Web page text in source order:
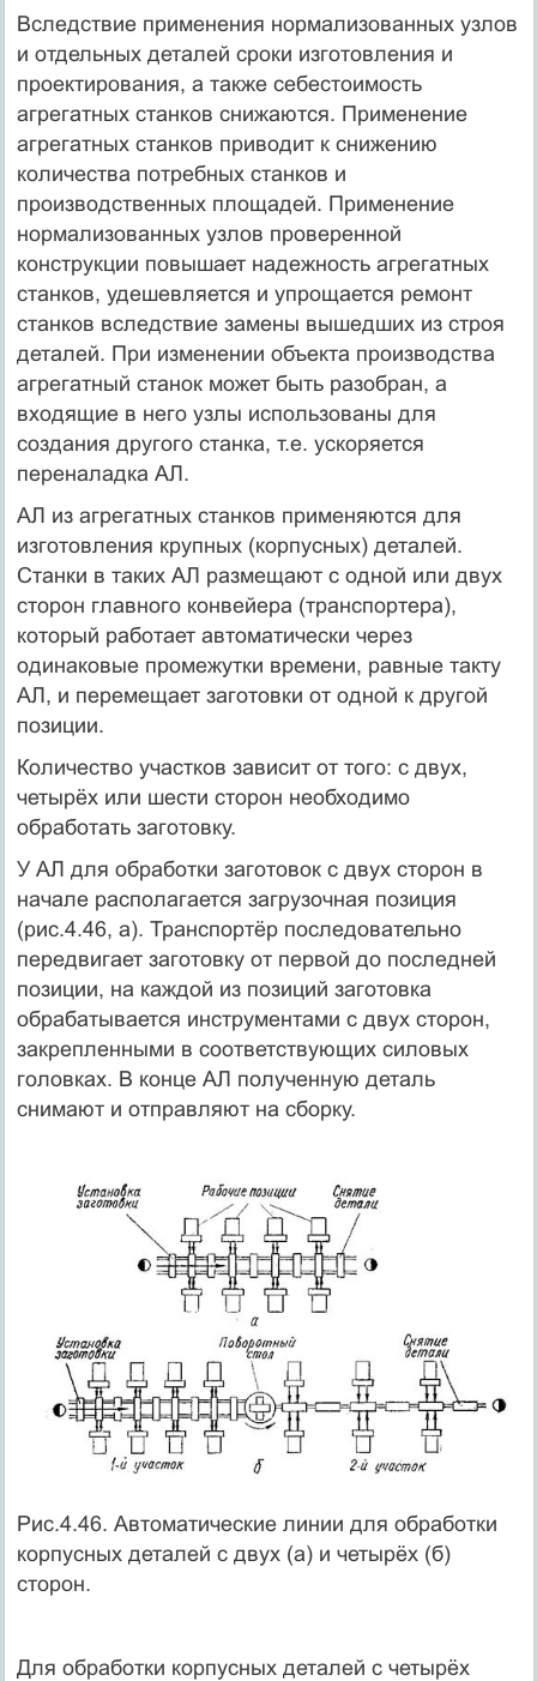
Вследствие применения нормализованных узлов
и отдельных деталей сроки изготовления и
проектирования, а также себестоимость
агрегатных станков снижаются. Применение
агрегатных станков приводит к снижению
количества потребных станков и
производственных площадей. Применение
нормализованных узлов проверенной
конструкции повышает надежность агрегатных
станков, удешевляется и упрощается ремонт
станков вследствие замены вышедших из строя
деталей. При изменении объекта производства
агрегатный станок может быть разобран, а
входящие в него узлы использованы для
создания другого станка, т.е. ускоряется
переналадка АЛ.
АЛ из агрегатных станков применяются для
изготовления крупных (корпусных) деталей.
Станки в таких АЛ размещают с одной или двух
сторон главного конвейера (транспортера),
который работает автоматически через
одинаковые промежутки времени, равные такту
АЛ, и перемещает заготовки от одной к другой
позиции.
Количество участков зависит от того: с двух,
четырёх или шести сторон необходимо
обработать заготовку.
У АЛ для обработки заготовок с двух сторон в
начале располагается загрузочная позиция
(рис.4.46, а). Транспортёр последовательно
передвигает заготовку от первой до последней
позиции, на каждой из позиций заготовка
обрабатывается инструментами с двух сторон,
закрепленными в соответствующих силовых
головках. В конце АЛ полученную деталь
снимают и отправляют на сборку.
Рис.4.46. Автоматические линии для обработки
корпусных деталей с двух (а) и четырёх (б)
сторон.
Для обработки корпусных деталей с четырёх